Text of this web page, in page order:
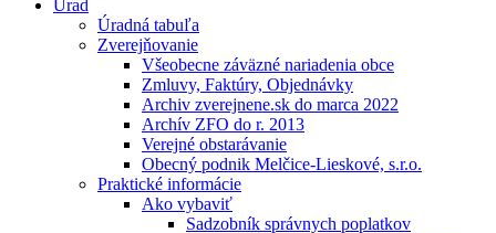
Úrad
Úradná tabuľa
Zverejňovanie
Všeobecne záväzné nariadenia obce
Zmluvy, Faktúry, Objednávky
Archiv zverejnene.sk do marca 2022
Archív ZFO do r. 2013
Verejné obstarávanie
Obecný podnik Melčice-Lieskové, s.r.o.
Praktické informácie
Ako vybaviť
Sadzobník správnych poplatkov